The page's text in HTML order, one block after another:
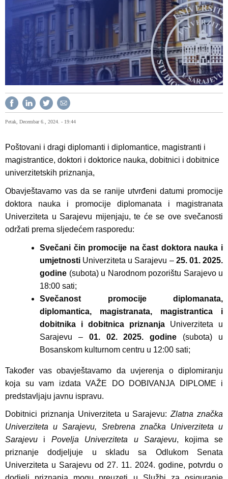
Petak, Decembar 6., 2024. - 19:44
Poštovani i dragi diplomanti i diplomantice, magistranti i
magistrantice, doktori i doktorice nauka, dobitnici i dobitnice
univerzitetskih priznanja,
Obavještavamo vas da se ranije utvrđeni datumi promocije
doktora nauka i promocije diplomanata i magistranata
Univerziteta u Sarajevu mijenjaju, te će se ove svečanosti
održati prema sljedećem rasporedu:
Svečani čin promocije na čast doktora nauka i
umjetnosti Univerziteta u Sarajevu – 25. 01. 2025.
godine (subota) u Narodnom pozorištu Sarajevo u
18:00 sati;
Svečanost promocije diplomanata,
diplomantica, magistranata, magistrantica i
dobitnika i dobitnica priznanja Univerziteta u
Sarajevu – 01. 02. 2025. godine (subota) u
Bosanskom kulturnom centru u 12:00 sati;
Također vas obavještavamo da uvjerenja o diplomiranju
koja su vam izdata VAŽE DO DOBIVANJA DIPLOME i
predstavljaju javnu ispravu.
Dobitnici priznanja Univerziteta u Sarajevu:Zlatna značka
Univerziteta u Sarajevu, Srebrena značka Univerziteta u
Sarajevu i Povelja Univerziteta u Sarajevu, kojima se
priznanje dodjeljuje u skladu sa Odlukom Senata
Univerziteta u Sarajevu od 27. 11. 2024. godine, potvrdu o